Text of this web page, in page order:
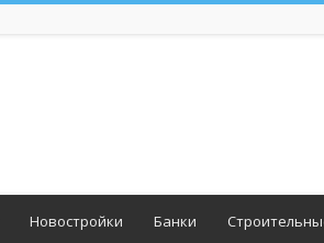
Новостройки Банки